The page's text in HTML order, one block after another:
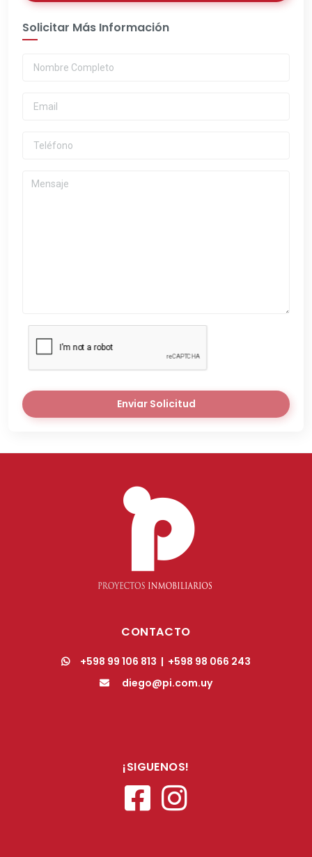
Solicitar Más Información
Enviar Solicitud
CONTACTO
+598 99 106 813 | +598 98 066 243
diego@pi.com.uy
¡SIGUENOS!